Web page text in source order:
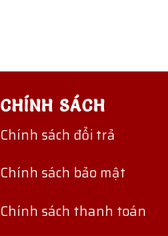
CHÍNH SÁCH
Chính sách đổi trả
Chính sách bảo mật
Chính sách thanh toán